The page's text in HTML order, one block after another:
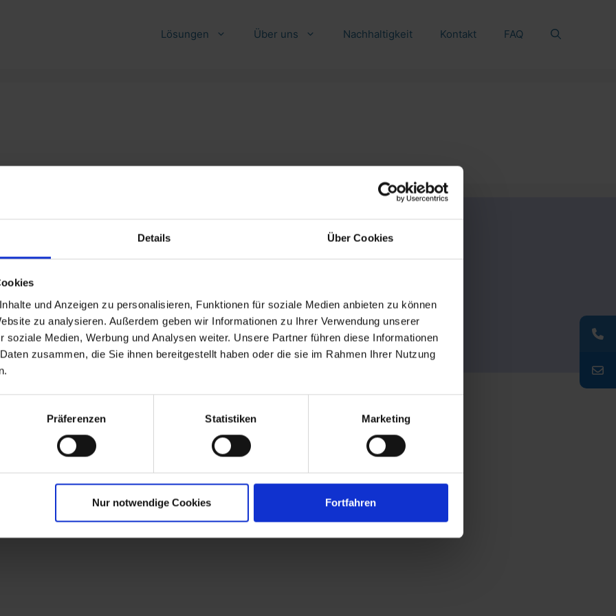
Details Über Cookies
und Anzeigen zu personalisieren, Funktionen für soziale Medien anbieten zu können
zu analysieren. Außerdem geben wir Informationen zu Ihrer Verwendung unserer
soziale Medien, Werbung und Analysen weiter. Unsere Partner führen diese Informationen
zusammen, die Sie ihnen bereitgestellt haben oder die sie im Rahmen Ihrer Nutzung
Präferenzen Statistiken Marketing
Nur notwendige Cookies Fortfahren
Lösungen Über uns Nachhaltigkeit Kontakt FAQ
FAQ
Unser soziales Engagement
Pressebereich
POLICY
Impressum